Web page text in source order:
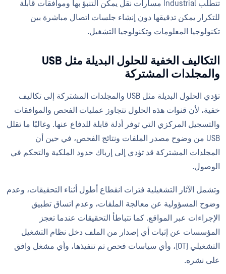
تتطلب Industrial مسارات نقل يمكن التنبؤ بها وموافقات قابلة
للتكرار يمكن تدقيقها دون إنشاء جلسات اتصال مباشرة بين
تكنولوجيا المعلومات وتكنولوجيا التشغيل.
التكاليف الخفية للحلول البديلة مثل USB
والمجلدات المشتركة
تؤدي الحلول البديلة مثل USB والمجلدات المشتركة إلى تكاليف
خفية، لأن قنوات هذه الحلول تتجاوز عمليات الفحص والموافقات
والتسجيل المركزي التي توفر أدلة قابلة للدفاع عنها. وغالبًا ما تقلل
USB من وضوح مصدر الملفات ونتائج الفحص، في حين أن
المجلدات المشتركة قد تؤدي إلى إرباك حدود الملكية والتحكم في
الوصول.
وتشمل الآثار التشغيلية فترات انقطاع أطول أثناء التحقيقات، وعدم
وضوح المسؤولية عن معالجة الملفات، وعدم اتساق تطبيق
الإجراءات عبر المواقع. كما تتباطأ التحقيقات عندما تعجز
المؤسسات عن إثبات أي إصدار من الملف دخل نظام التشغيل
التشغيلي (OT)، وأي سياسات فحص تم تنفيذها، وأي مشغل وافق
على نشره.